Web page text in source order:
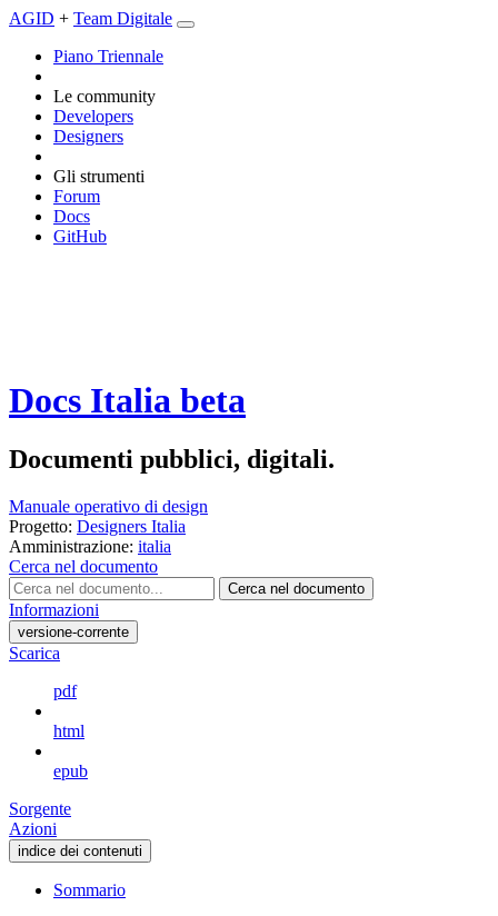
AGID + Team Digitale
Piano Triennale
Le community
Developers
Designers
Gli strumenti
Forum
Docs
GitHub
Docs Italia beta
Documenti pubblici, digitali.
Manuale operativo di design
Progetto: Designers Italia
Amministrazione: italia
Cerca nel documento
Cerca nel documento
Informazioni
versione-corrente
Scarica
pdf
html
epub
Sorgente
Azioni
indice dei contenuti
Sommario